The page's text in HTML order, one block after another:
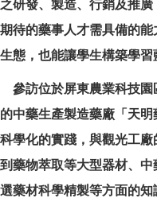
之研發、製造、行銷及推
期待的藥事人才需具備的
生態，也能讓學生構築學習
參訪位於屏東農業科技園
的中藥生產製造藥廠「天明
科學化的實踐，與觀光工
到藥物萃取等大型器材、
選藥材科學精製等方面的